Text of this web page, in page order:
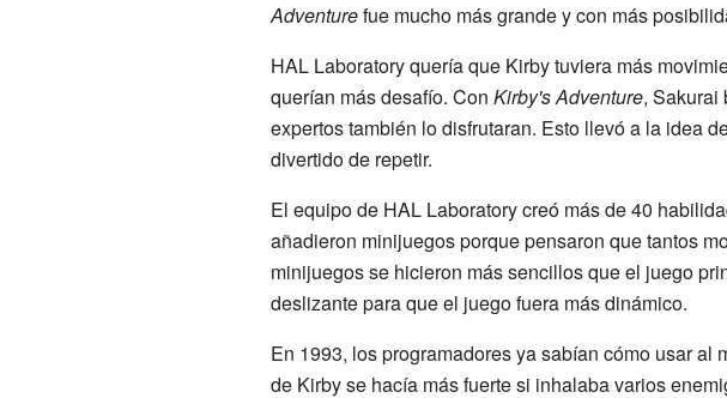
Adventurefue mucho más grande y con más
HAL Laboratory quería que Kirby tuviera más
querían más desafío. Con Kirby's Adventure, Sakurai
expertos también lo disfrutaran. Esto llevó a la idea
divertido de repetir.
El equipo de HAL Laboratory creó más de 40
añadieron minijuegos porque pensaron que tantos
minijuegos se hicieron más sencillos que el juego
deslizante para que el juego fuera más dinámico.
En 1993, los programadores ya sabían cómo usar
de Kirby se hacía más fuerte si inhalaba varios